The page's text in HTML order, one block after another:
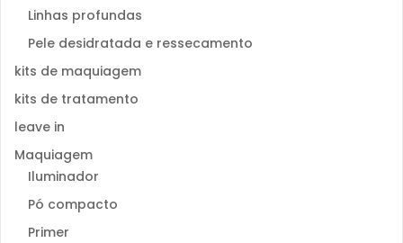
Linhas profundas
Pele desidratada e ressecamento
kits de maquiagem
kits de tratamento
leave in
Maquiagem
Iluminador
Pó compacto
Primer